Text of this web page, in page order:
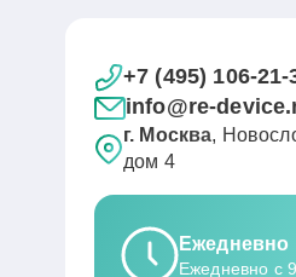
+7 (495) 106-21-
info@re-
г. Москва,
дом 4
Ежедневно
Ежедневно с